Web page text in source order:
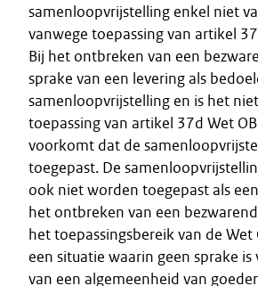
samenloopvrijstelling enkel niet
vanwege toepassing van artikel
Bij het ontbreken van een
sprake van een levering als
samenloopvrijstelling en is het
toepassing van artikel 37d Wet
voorkomt dat de
toegepast. De
ook niet worden toegepast als
het ontbreken van een
het toepassingsbereik van de
een situatie waarin geen sprake is
van een algemeenheid van